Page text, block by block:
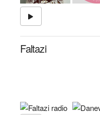
Faltazi